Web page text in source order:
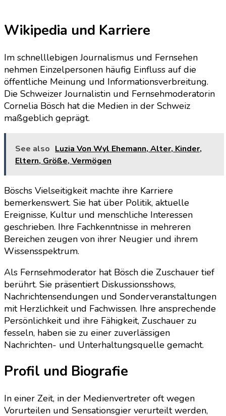
Wikipedia und Karriere
Im schnelllebigen Journalismus und Fernsehen
nehmen Einzelpersonen häufig Einfluss auf die
öffentliche Meinung und Informationsverbreitung.
Die Schweizer Journalistin und Fernsehmoderatorin
Cornelia Bösch hat die Medien in der Schweiz
maßgeblich geprägt.
See also Luzia Von Wyl Ehemann, Alter, Kinder,
Eltern, Größe, Vermögen
Böschs Vielseitigkeit machte ihre Karriere
bemerkenswert. Sie hat über Politik, aktuelle
Ereignisse, Kultur und menschliche Interessen
geschrieben. Ihre Fachkenntnisse in mehreren
Bereichen zeugen von ihrer Neugier und ihrem
Wissensspektrum.
Als Fernsehmoderator hat Bösch die Zuschauer tief
berührt. Sie präsentiert Diskussionsshows,
Nachrichtensendungen und Sonderveranstaltungen
mit Herzlichkeit und Fachwissen. Ihre ansprechende
Persönlichkeit und ihre Fähigkeit, Zuschauer zu
fesseln, haben sie zu einer zuverlässigen
Nachrichten- und Unterhaltungsquelle gemacht.
Profil und Biografie
In einer Zeit, in der Medienvertreter oft wegen
Vorurteilen und Sensationsgier verurteilt werden,